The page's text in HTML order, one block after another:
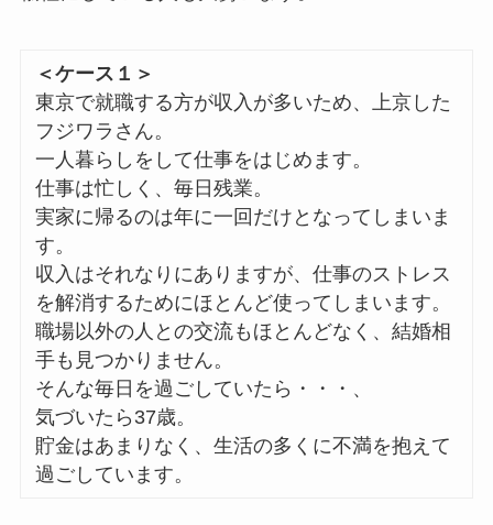
＜ケース１＞
東京で就職する方が収入が多いため、上京した
フジワラさん。
一人暮らしをして仕事をはじめます。
仕事は忙しく、毎日残業。
実家に帰るのは年に一回だけとなってしまいま
す。
収入はそれなりにありますが、仕事のストレス
を解消するためにほとんど使ってしまいます。
職場以外の人との交流もほとんどなく、結婚相
手も見つかりません。
そんな毎日を過ごしていたら・・・、
気づいたら37歳。
貯金はあまりなく、生活の多くに不満を抱えて
過ごしています。